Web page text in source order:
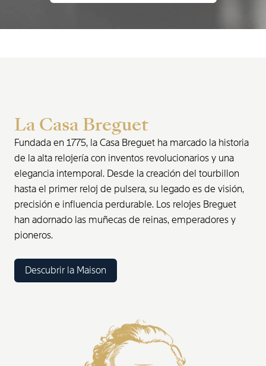
La Casa Breguet
Fundada en 1775, la Casa Breguet ha marcado la historia
de la alta relojería con inventos revolucionarios y una
elegancia intemporal. Desde la creación del tourbillon
hasta el primer reloj de pulsera, su legado es de visión,
precisión e influencia perdurable. Los relojes Breguet
han adornado las muñecas de reinas, emperadores y
pioneros.
Descubrir la Maison